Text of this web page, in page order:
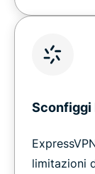
Sconfiggi
limitazioni